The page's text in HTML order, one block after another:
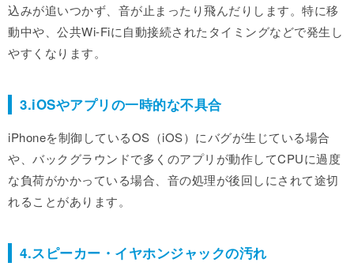
込みが追いつかず、音が止まったり飛んだりします。特に移
動中や、公共Wi-Fiに自動接続されたタイミングなどで発生し
やすくなります。
3.iOSやアプリの一時的な不具合
iPhoneを制御しているOS（iOS）にバグが生じている場合
や、バックグラウンドで多くのアプリが動作してCPUに過度
な負荷がかかっている場合、音の処理が後回しにされて途切
れることがあります。
4.スピーカー・イヤホンジャックの汚れ